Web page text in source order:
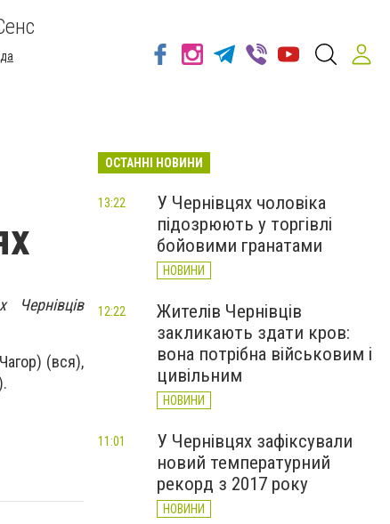
(вся),
ОСТАННІ НОВИНИ
У Чернівцях чоловіка
підозрюють у торгівлі
бойовими гранатами
НОВИНИ
13:22
Жителів Чернівців
закликають здати кров:
вона потрібна військовим і
цивільним
НОВИНИ
12:22
У Чернівцях зафіксували
новий температурний
рекорд з 2017 року
НОВИНИ
11:01